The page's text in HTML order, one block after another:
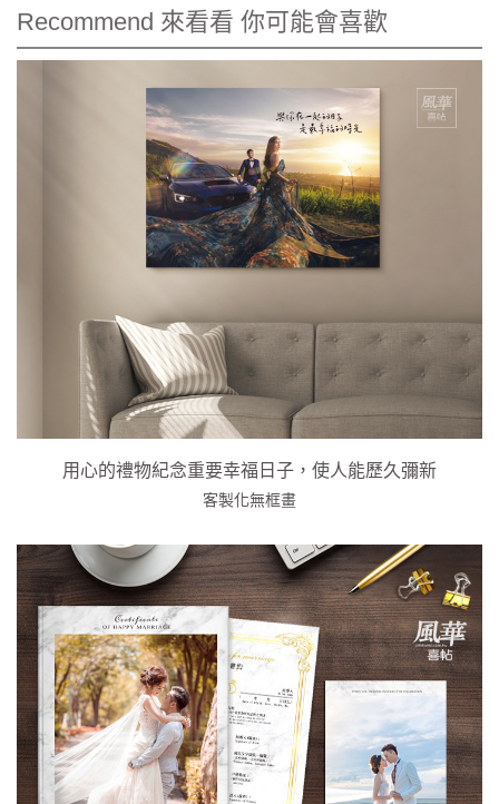
Recommend 來看看 你可能會喜歡
用心的禮物紀念重要幸福日子，使人能歷久彌新
客製化無框畫